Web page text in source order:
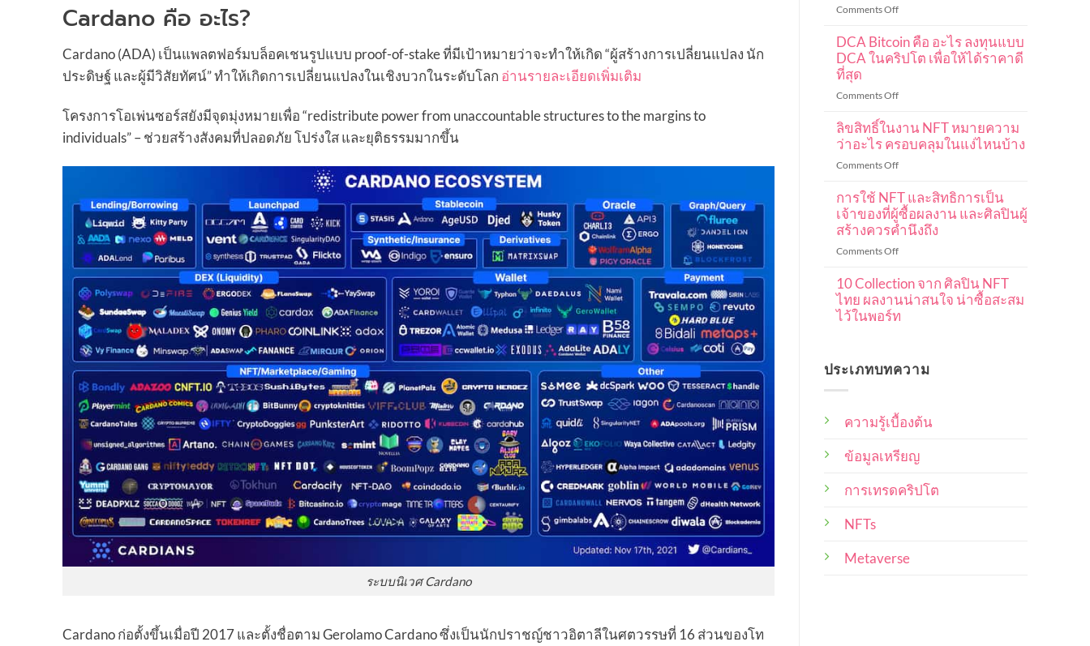
Cardano คือ อะไร?
Cardano (ADA) เป็นแพลตฟอร์มบล็อคเชนรูปแบบ proof-of-stake ที่มีเป้าหมายว่าจะทำให้เกิด “ผู้สร้างการเปลี่ยนแปลง นัก
ประดิษฐ์ และผู้มีวิสัยทัศน์” ทำให้เกิดการเปลี่ยนแปลงในเชิงบวกในระดับโลก อ่านรายละเอียดเพิ่มเติม
โครงการโอเพ่นซอร์สยังมีจุดมุ่งหมายเพื่อ “redistribute power from unaccountable structures to the margins to
individuals” – ช่วยสร้างสังคมที่ปลอดภัย โปร่งใส และยุติธรรมมากขึ้น
ระบบนิเวศ Cardano
Cardano ก่อตั้งขึ้นเมื่อปี 2017 และตั้งชื่อตาม Gerolamo Cardano ซึ่งเป็นนักปราชญ์ชาวอิตาลีในศตวรรษที่ 16 ส่วนของโท
Comments Offon
การ
เท
ริ
มือ
ใหม่
ฉบับ
101
ปู
พื้น
ตั้งแต่
ต้น
DCA Bitcoin คือ อะไร ลงทุนแบบ
DCA ในคริปโต เพื่อให้ได้ราคาดี
ที่สุด
Comments Offon
Bitcoin
คือ
ลงทุน
DCA
ใน
ค
ริ
เพื่อ
ให้
ได้
ลิขสิทธิ์ในงาน NFT หมายความ
ว่าอะไร ครอบคลุมในแง่ไหนบ้าง
Comments Offon
ใน
งาน
NFT
ว่า
ครอบคลุม
ใน
แง่
การใช้ NFT และสิทธิการเป็น
เจ้าของที่ผู้ซื้อผลงาน และศิลปินผู้
สร้างควรคำนึงถึง
Comments Offon
ใช้
NFT
และ
เจ้าของ
ซื้อ
งาน
และ
ศิลปิน
ผู้
ถึง
10 Collection จาก ศิลปิน NFT
ไทย ผลงานน่าสนใจ น่าซื้อสะสม
ไว้ในพอร์ท
10
Collection
จาก
ไทย
น่า
ซื้อ
ประเภทบทความ
ความรู้เบื้องต้น
ข้อมูลเหรียญ
การเทรดคริปโต
NFTs
Metaverse